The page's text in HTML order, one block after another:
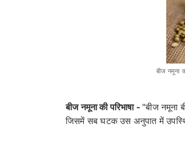
बीज नमूना
बीज नमूना की परिभाषा - "बीज नमूना
जिसमें सब घटक उस अनुपात में